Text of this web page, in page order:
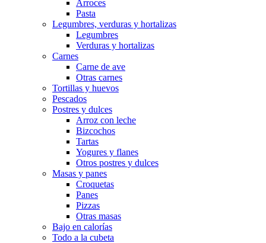
Arroces
Pasta
Legumbres, verduras y hortalizas
Legumbres
Verduras y hortalizas
Carnes
Carne de ave
Otras carnes
Tortillas y huevos
Pescados
Postres y dulces
Arroz con leche
Bizcochos
Tartas
Yogures y flanes
Otros postres y dulces
Masas y panes
Croquetas
Panes
Pizzas
Otras masas
Bajo en calorías
Todo a la cubeta